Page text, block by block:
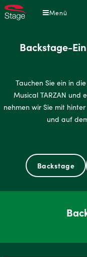
Direkt
zum
Menü
Backstage-
Tauchen Sie ein in
Musical TARZAN und
nehmen wir Sie mit
und auf
Backstage